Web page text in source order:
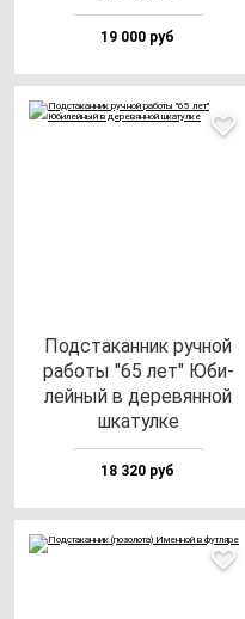
19 000 руб
Под­ста­кан­ник руч­ной
ра­бо­ты "65 лет" Юби­
лей­ный в де­ре­вян­ной
шка­тул­ке
18 320 руб